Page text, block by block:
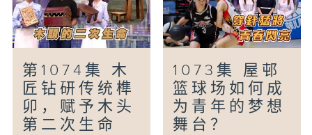
第1074集 木
匠钻研传统榫
卯，赋予木头
第二次生命
1073集 屋邨
篮球场如何成
为青年的梦想
舞台？